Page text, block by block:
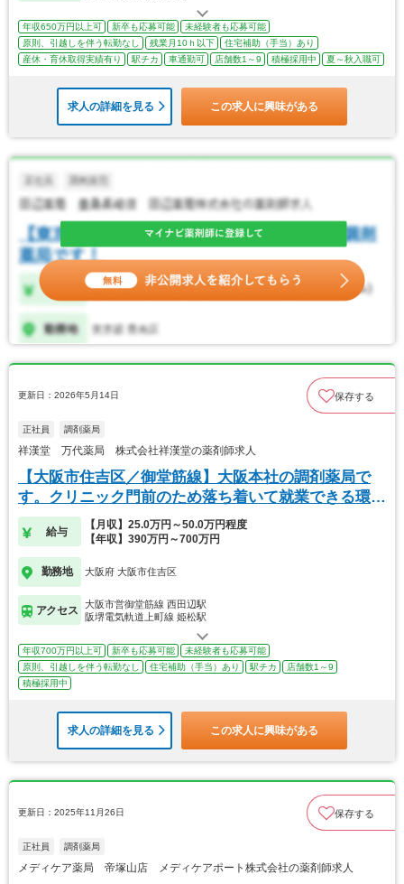
年収650万円以上可 新卒も応募可能
未経験者も応募可能
原則、引越しを伴う転勤なし
残業月10ｈ以下
住宅補助（手当）あり
産休・育休取得実績有り
駅チカ 車通勤可 店舗数1～9 積極採用中 夏～秋入職可
求人の詳細を見る この求人に興味がある
更新日：2026年5月14日 保存する
正社員 調剤薬局
祥漢堂 万代薬局 株式会社祥漢堂の薬剤師求人
【大阪市住吉区／御堂筋線】大阪本社の調剤薬局で
す。クリニック門前のため落ち着いて就業できる環境
です。
給与
【月収】25.0万円～50.0万円程度
【年収】390万円～700万円
勤務地 大阪府 大阪市住吉区
アクセス
大阪市営御堂筋線 西田辺駅
阪堺電気軌道上町線 姫松駅
年収700万円以上可 新卒も応募可能
未経験者も応募可能
原則、引越しを伴う転勤なし
住宅補助（手当）あり 駅チカ
店舗数1～9
積極採用中
求人の詳細を見る この求人に興味がある
更新日：2025年11月26日 保存する
正社員 調剤薬局
メディケア薬局 帝塚山店 メディケアポート株式会社の薬剤師求人